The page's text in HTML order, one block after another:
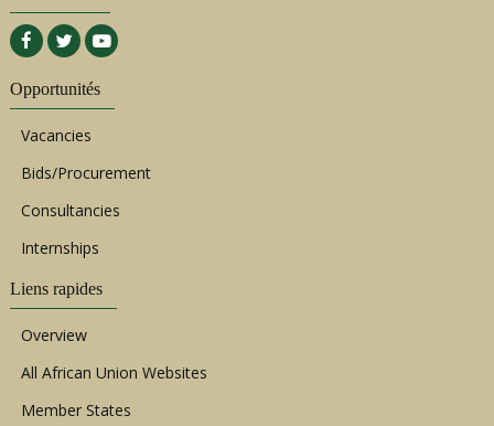
Opportunités
Vacancies
Bids/Procurement
Consultancies
Internships
Liens rapides
Overview
All African Union Websites
Member States